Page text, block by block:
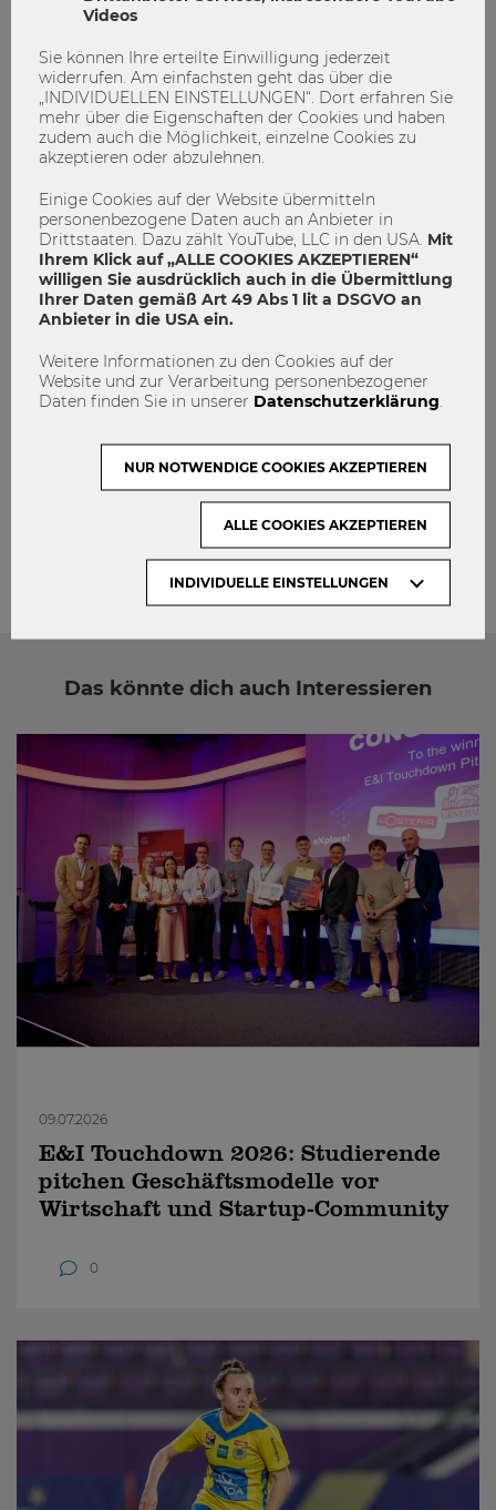
eingeladen, sich
SS 19) und beginnt im Oktober 2018. Die Teilnahme ist an
einem vonzwei Tracksmöglich: Service Learning oder
Start-up.Alle Infos zur aktuellen Bewerbung findet ihr
hier
Dorotheum Nachhaltigkeit
Sustainability
SustainabilityChallenge
admin
Das könnte dich auch Interessieren
09.07.2026
E&I Touchdown 2026: Studierende
pitchen Geschäftsmodelle vor
Wirtschaft und Startup-Community
0
Videos
Sie können Ihre erteilte Einwilligung jederzeit
widerrufen. Am einfachsten geht das über die
„INDIVIDUELLEN EINSTELLUNGEN“. Dort erfahren Sie
mehr über die Eigenschaften der Cookies und haben
zudem auch die Möglichkeit, einzelne Cookies zu
akzeptieren oder abzulehnen.
Einige Cookies auf der Website übermitteln
personenbezogene Daten auch an Anbieter in
Drittstaaten. Dazu zählt YouTube, LLC in den USA. Mit
Ihrem Klick auf „ALLE COOKIES AKZEPTIEREN“
willigen Sie ausdrücklich auch in die Übermittlung
Ihrer Daten gemäß Art 49 Abs 1 lit a DSGVO an
Anbieter in die USA ein.
Weitere Informationen zu den Cookies auf der
Website und zur Verarbeitung personenbezogener
Daten finden Sie in unserer Datenschutzerklärung
INDIVIDUELLE EINSTELLUNGEN
NUR NOTWENDIGE COOKIES AKZEPTIEREN
ALLE COOKIES AKZEPTIEREN